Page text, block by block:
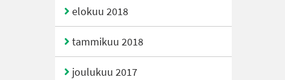
elokuu 2018
tammikuu 2018
joulukuu 2017